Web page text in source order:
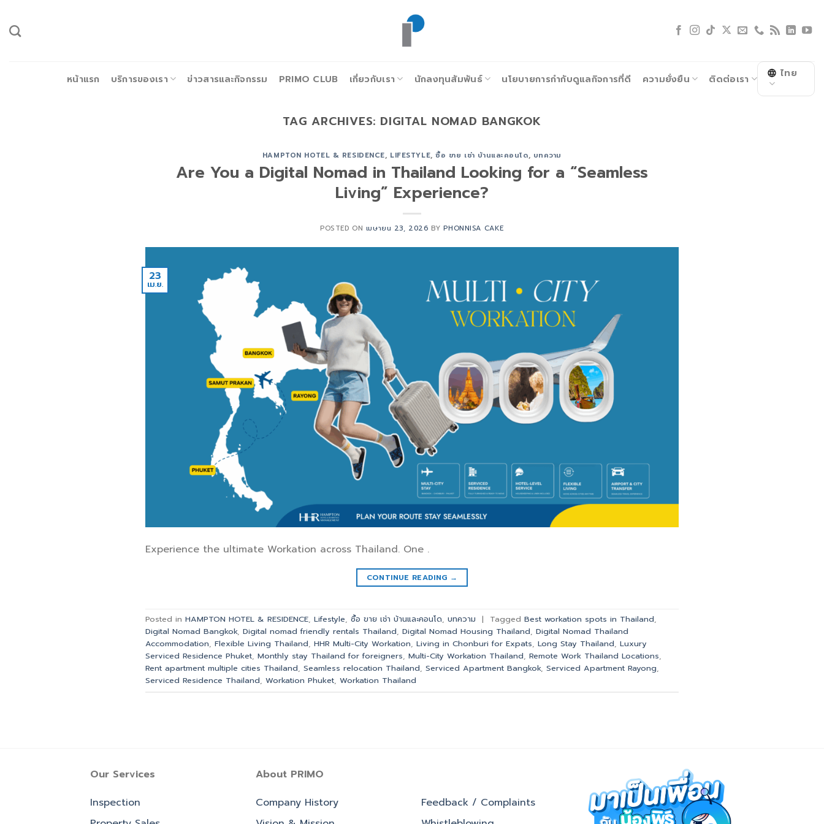
ยัง
หน้าแรก บริการของเรา ข่าวสารและกิจกรรม PRIMO CLUB เกี่ยวกับเรา นักลงทุนสัมพันธ์ นโยบายการกำกับดูแลกิจการที่ดี ความยั่งยืน ติดต่อเรา ไทย
TAG ARCHIVES: DIGITAL NOMAD BANGKOK
HAMPTON HOTEL & RESIDENCE, LIFESTYLE,ซื้อ ขาย เช่า บ้านและคอนโด, บทความ
Are You a Digital Nomad in Thailand Looking for a “Seamless
Living” Experience?
POSTED ON เมษายน 23, 2026 BYPHONNISA CAKE
23
เม.ย.
Experience the ultimate Workation across Thailand. One .
CONTINUE READING →
Posted in HAMPTON HOTEL & RESIDENCE, Lifestyle, ซื้อ ขาย เช่า บ้านและคอนโด, บทความ | Tagged Best workation spots in Thailand,
Digital Nomad Bangkok, Digital nomad friendly rentals Thailand, Digital Nomad Housing Thailand, Digital Nomad Thailand
Accommodation, Flexible Living Thailand, HHR Multi-City Workation, Living in Chonburi for Expats, Long Stay Thailand, Luxury
Serviced Residence Phuket, Monthly stay Thailand for foreigners, Multi-City Workation Thailand, Remote Work Thailand Locations,
Rent apartment multiple cities Thailand, Seamless relocation Thailand, Serviced Apartment Bangkok, Serviced Apartment Rayong,
Serviced Residence Thailand, Workation Phuket, Workation Thailand
Our Services
Inspection
About PRIMO
Company History
Feedback / Complaints